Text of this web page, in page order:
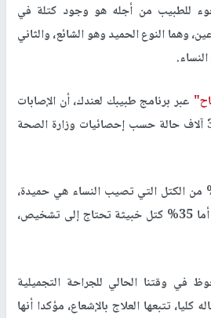
للطبيب من أجله هو وجود كتلة في
وهما النوع الحميد وهو الشائع، والثاني
عبر برنامج طبيبك لعندك، أن الإصابات
بالنوع الخبيث وصلت إلى 3 آلاف حالة حسب إحصائيات وزارة الصحة
د. دلبح: " ان 65% من الكتل التي تصيب النساء هي حميدة،
حيث لا تتحول إلى خبيثة، أما 35% كتل خبيثة تحتاج إلى تشخيص،
في وقتنا الحالي للجراحة التجميلية
تتبعها العلاج بالإشعاع، مؤكدا أنها